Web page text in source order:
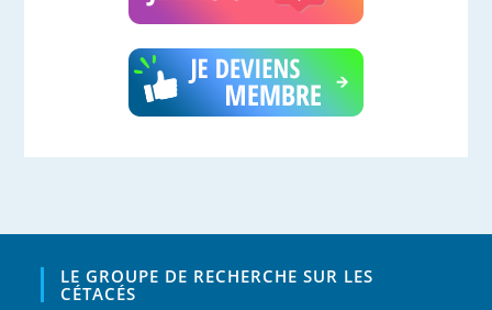
LE GROUPE DE RECHERCHE SUR LES
CÉTACÉS